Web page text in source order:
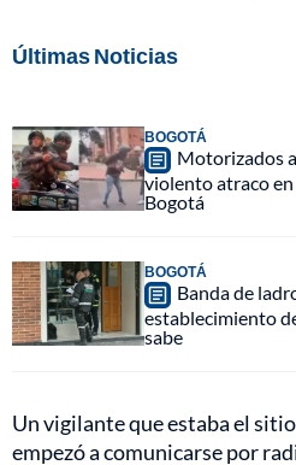
Últimas Noticias
BOGOTÁ
Motorizados
violento atraco
Bogotá
BOGOTÁ
Banda de
establecimiento
sabe
Un vigilante que estaba el
empezó a comunicarse por